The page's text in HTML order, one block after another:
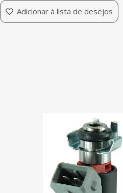
Adicionar à lista de desejos